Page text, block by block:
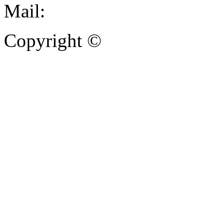
Mail:
Copyright ©